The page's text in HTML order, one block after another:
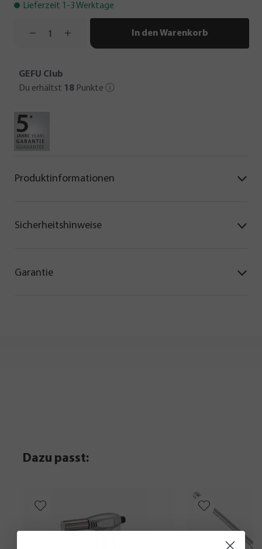
Lieferzeit 1-3 Werktage
In den Warenkorb
GEFU Club
Du erhältst 18 Punkte ⓘ
Produktinformationen
Sicherheitshinweise
Garantie
Dazu passt: